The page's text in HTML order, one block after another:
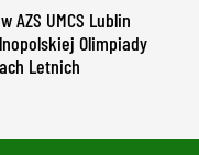
AZS UMCS Lublin
Olimpiady
Letnich